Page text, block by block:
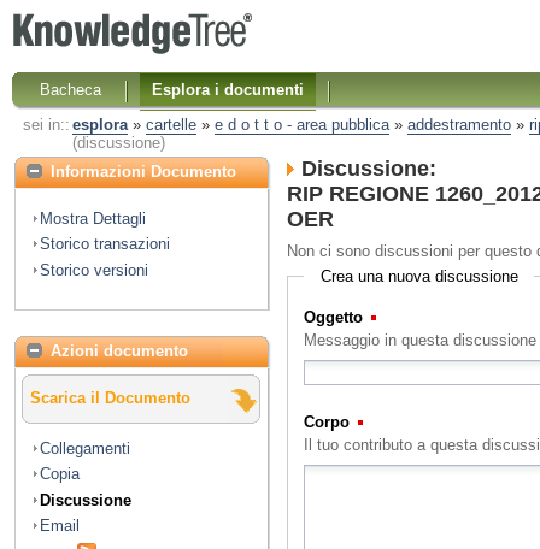
Bacheca
Esplora i documenti
sei in:: esplora» cartelle» e d o t t o - area pubblica» addestramento»
(discussione)
Informazioni Documento
Mostra Dettagli
Storico transazioni
Storico versioni
Azioni documento
Scarica il Documento
Collegamenti
Copia
Discussione
Email
Discussione:
RIP REGIONE
OER
Non ci sono discussioni per questo
Crea una nuova discussione
Oggetto
Messaggio in questa discussione
Corpo
Il tuo contributo a questa